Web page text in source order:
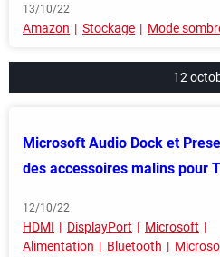
13/10/22
Amazon Stockage Mode
12
Microsoft Audio Dock et
des accessoires malins pour
12/10/22
HDMI DisplayPort
Microsoft
Alimentation
Bluetooth